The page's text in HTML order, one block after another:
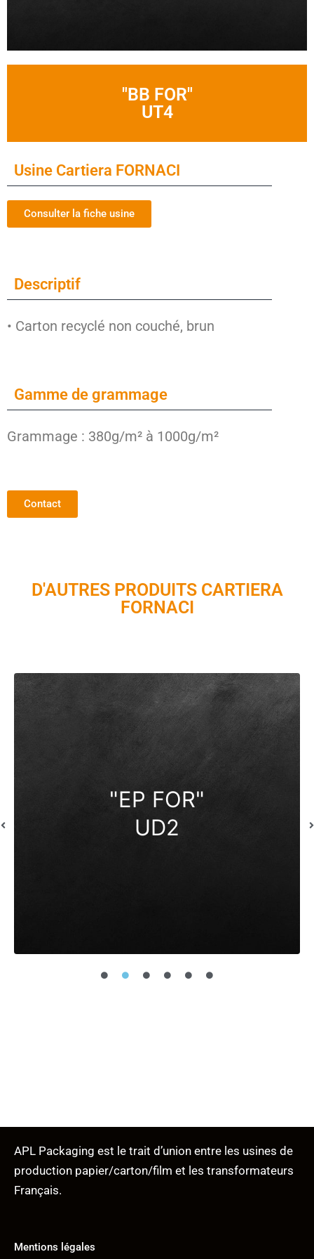
"BB FOR"
UT4
Usine Cartiera FORNACI
Consulter la fiche usine
Descriptif
• Carton recyclé non couché, brun
Gamme de grammage
Grammage : 380g/m² à 1000g/m²
Contact
D'AUTRES PRODUITS CARTIERA
FORNACI
"EP FOR"
UD2
APL Packaging est le trait d’union entre les usines de
production papier/carton/film et les transformateurs
Français.
Mentions légales